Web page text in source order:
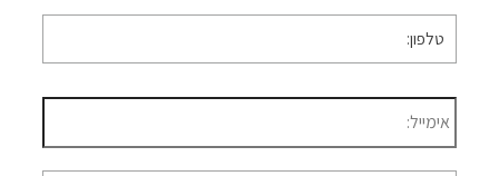
טלפון *
דוא״ל *
עיר